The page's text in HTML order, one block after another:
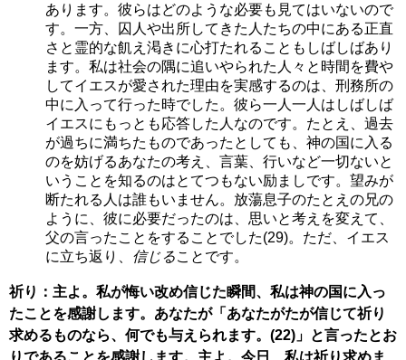
あります。彼らはどのような必要も見てはいないので
す。一方、囚人や出所してきた人たちの中にある正直
さと霊的な飢え渇きに心打たれることもしばしばあり
ます。私は社会の隅に追いやられた人々と時間を費や
してイエスが愛された理由を実感するのは、刑務所の
中に入って行った時でした。彼ら一人一人はしばしば
イエスにもっとも応答した人なのです。たとえ、過去
が過ちに満ちたものであったとしても、神の国に入る
のを妨げるあなたの考え、言葉、行いなど一切ないと
いうことを知るのはとてつもない励ましです。望みが
断たれる人は誰もいません。放蕩息子のたとえの兄の
ように、彼に必要だったのは、思いと考えを変えて、
父の言ったことをすることでした(29)。ただ、イエス
に立ち返り、 信じることです。
祈り：主よ。私が悔い改め信じた瞬間、私は神の国に入っ
たことを感謝します。あなたが「あなたがたが信じて祈り
求めるものなら、何でも与えられます。(22)」と言ったとお
りであることを感謝します。主よ。今日、私は祈り求めま